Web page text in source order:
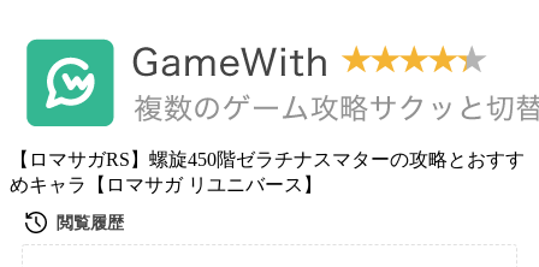
【ロマサガRS】螺旋450階ゼラチナスマターの攻略とおすす
めキャラ【ロマサガ リユニバース】